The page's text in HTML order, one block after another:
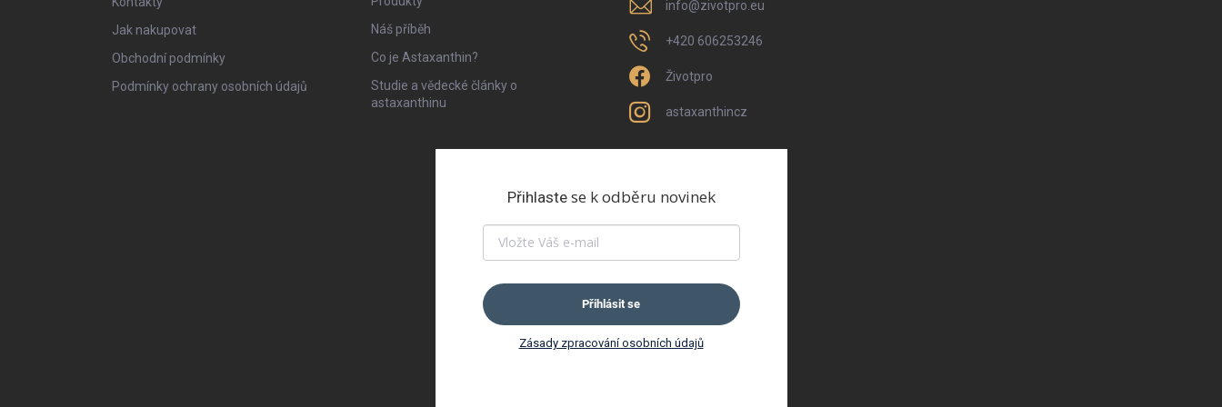
Jak nakupovat
Obchodní podmínky
Podmínky ochrany osobních údajů
Náš příběh
Co je Astaxanthin?
Studie a vědecké články o
astaxanthinu
info@zivotpro.eu
+420 606253246
Životpro
astaxanthincz
Přihlastese k odběru novinek
Přihlásit se
Zásady zpracování osobních údajů